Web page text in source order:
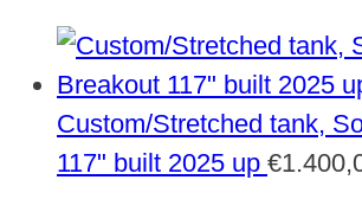
Custom/Stretched tank,
117" built 2025 up €